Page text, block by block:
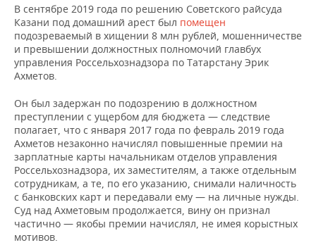
В сентябре 2019 года по решению Советского райсуда
Казани под домашний арест был помещен
подозреваемый в хищении 8 млн рублей, мошенничестве
и превышении должностных полномочий главбух
управления Россельхознадзора по Татарстану Эрик
Ахметов.
Он был задержан по подозрению в должностном
преступлении с ущербом для бюджета — следствие
полагает, что с января 2017 года по февраль 2019 года
Ахметов незаконно начислял повышенные премии на
зарплатные карты начальникам отделов управления
Россельхознадзора, их заместителям, а также отдельным
сотрудникам, а те, по его указанию, снимали наличность
с банковских карт и передавали ему — на личные нужды.
Суд над Ахметовым продолжается, вину он признал
частично — якобы премии начислял, не имея корыстных
мотивов.